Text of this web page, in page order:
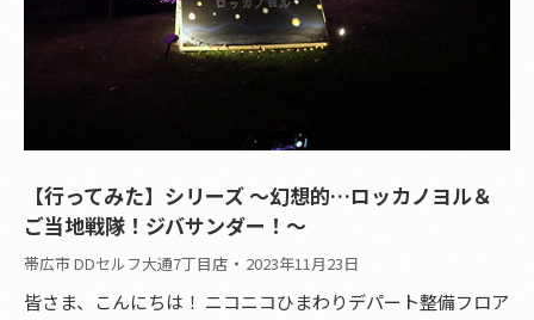
【行ってみた】シリーズ ～幻想的…ロッカノヨル＆
ご当地戦隊！ジバサンダー！～
帯広市 DDセルフ大通7丁目店 2023年11月23日
皆さま、こんにちは！ ニコニコひまわりデパート整備フロア